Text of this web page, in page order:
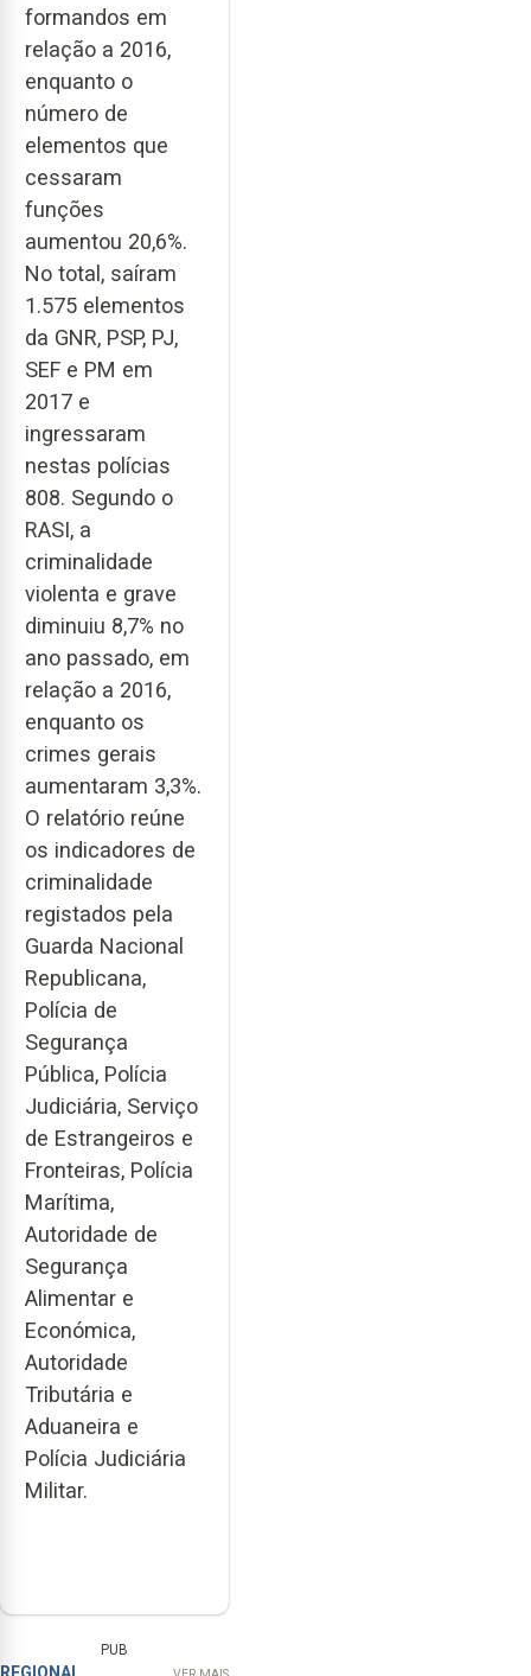
formandos em
relação a 2016,
enquanto o
número de
elementos que
cessaram
funções
aumentou 20,6%.
No total, saíram
1.575 elementos
da GNR, PSP, PJ,
SEF e PM em
2017 e
ingressaram
nestas polícias
808. Segundo o
RASI, a
criminalidade
violenta e grave
diminuiu 8,7% no
ano passado, em
relação a 2016,
enquanto os
crimes gerais
aumentaram 3,3%.
O relatório reúne
os indicadores de
criminalidade
registados pela
Guarda Nacional
Republicana,
Polícia de
Segurança
Pública, Polícia
Judiciária, Serviço
de Estrangeiros e
Fronteiras, Polícia
Marítima,
Autoridade de
Segurança
Alimentar e
Económica,
Autoridade
Tributária e
Aduaneira e
Polícia Judiciária
Militar.
PUB